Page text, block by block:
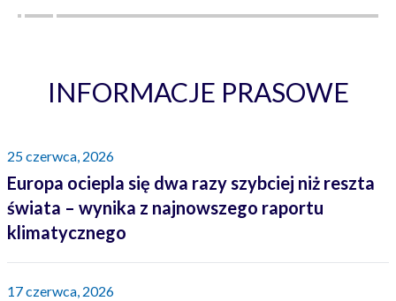
INFORMACJE PRASOWE
25 czerwca, 2026
Europa ociepla się dwa razy szybciej niż reszta
świata – wynika z najnowszego raportu
klimatycznego
17 czerwca, 2026